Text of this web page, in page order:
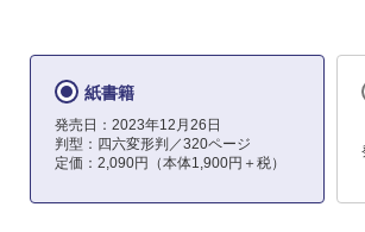
紙書籍
発売日：2023年12月26日
判型：四六変形判／320ページ
定価：2,090円（本体1,900円＋税）